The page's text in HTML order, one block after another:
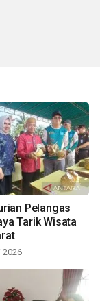
Pelangas
Tarik Wisata
2026